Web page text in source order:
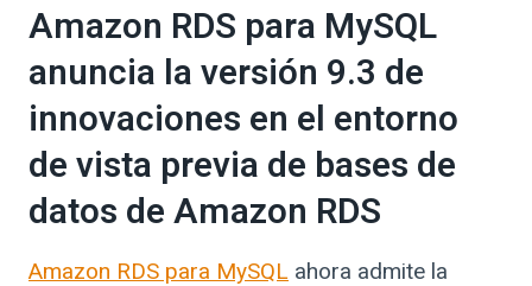
Amazon RDS para MySQL
anuncia la versión 9.3 de
innovaciones en el entorno
de vista previa de bases de
datos de Amazon RDS
Amazon RDS para MySQL ahora admite la